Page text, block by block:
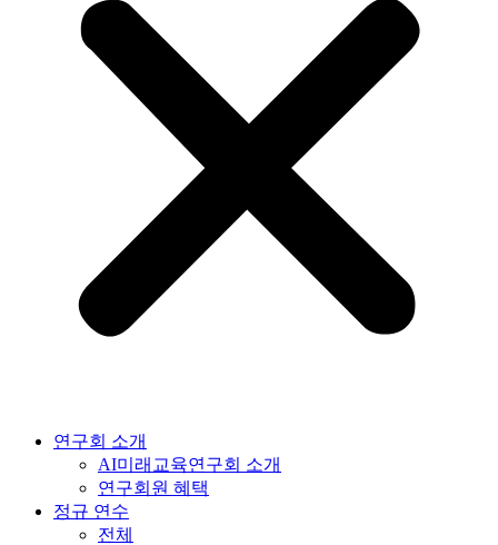
연구회 소개
AI미래교육연구회 소개
연구회원 혜택
정규 연수
전체